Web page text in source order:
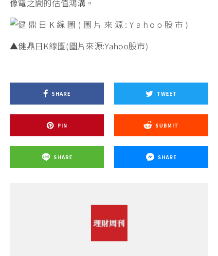
像電之間的估值鴻溝。
▲健鼎日K線圖(圖片來源:Yahoo股市)
SHARE TWEET
PIN SUBMIT
SHARE SHARE